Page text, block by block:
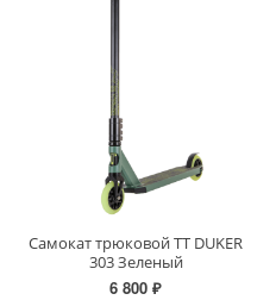
Самокат трюковой TT DUKER
303 Зеленый
6 800 ₽